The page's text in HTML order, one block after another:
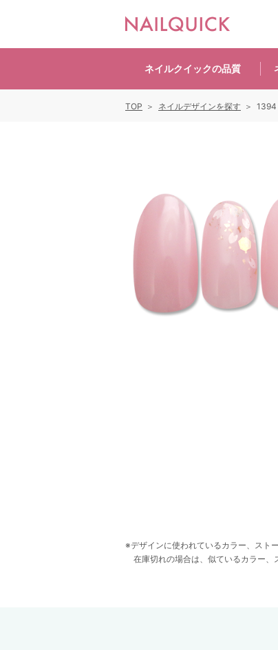
ネイルクイックの品質
デザインに使われているカラー、スト
在庫切れの場合は、似ているカラー、
TOP ネイルデザインを探す 1394